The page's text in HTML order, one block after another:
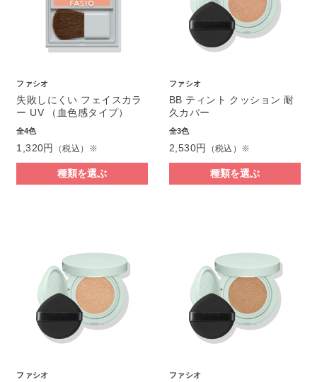
ファシオ
失敗しにくい フェイスカラ
ー UV （血色感タイプ）
全4色
1,320円 （税込）※
種類を選ぶ
ファシオ
BB ティント クッション 耐
久カバー
全3色
2,530円 （税込）※
種類を選ぶ
ファシオ ファシオ